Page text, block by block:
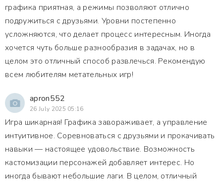
графика приятная, а режимы позволяют отлично
подружиться с друзьями. Уровни постепенно
усложняются, что делает процесс интересным. Иногда
хочется чуть больше разнообразия в задачах, но в
целом это отличный способ развлечься. Рекомендую
всем любителям метательных игр!
apron552
26 July 2025 05:16
Игра шикарная! Графика завораживает, а управление
интуитивное. Соревноваться с друзьями и прокачивать
навыки — настоящее удовольствие. Возможность
кастомизации персонажей добавляет интерес. Но
иногда бывают небольшие лаги. В целом, отличный